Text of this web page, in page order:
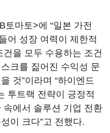
토마토>에 “일본 가전
어 성장 여력이 제한적
을 모두 수용하는 조건
크를 짊어진 수익성 문
것”이라며 “하이엔드
투트랙 전략이 긍정적
속에서 솔루션 기업 전환
이 크다”고 전했다.